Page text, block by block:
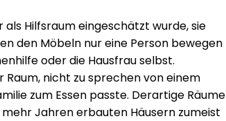
als Hilfsraum eingeschätzt wurde, sie
den Möbeln nur eine Person bewegen
oder die Hausfrau selbst.
nicht zu sprechen von einem
zum Essen passte. Derartige Räume
Jahren erbauten Häusern zumeist